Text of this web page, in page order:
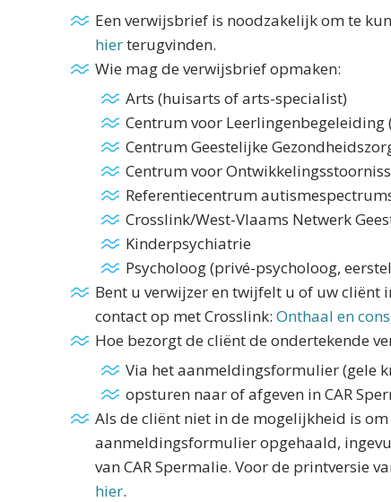
Een verwijsbrief is noodzakelijk om te
hierterugvinden.
Wie mag de verwijsbrief opmaken:
Arts (huisarts of arts-specialist)
Centrum voor Leerlingenbegeleiding
Centrum Geestelijke
Centrum voor
Referentiecentrum
Crosslink/West-Vlaams Netwerk
Kinderpsychiatrie
Psycholoog (privé-psycholoog,
Bent u verwijzer en twijfelt u of uw cliënt
contact op met Crosslink: Onthaal en
Hoe bezorgt de cliënt de ondertekende
Via het aanmeldingsformulier (gele
opsturen naar of afgeven in CAR
Als de cliënt niet in de mogelijkheid is
aanmeldingsformulier opgehaald,
van CAR Spermalie. Voor de printversie
hier.